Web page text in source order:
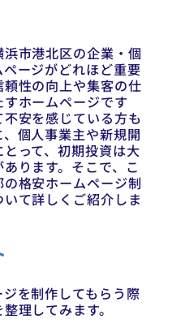
市港北区の企業・個
ージがどれほど重要
性の向上や集客の仕
ホームページです
安を感じている方も
個人事業主や新規開
って、初期投資は大
ります。そこで、こ
格安ホームページ制
て詳しくご紹介しま
を制作してもらう際
理してみます。